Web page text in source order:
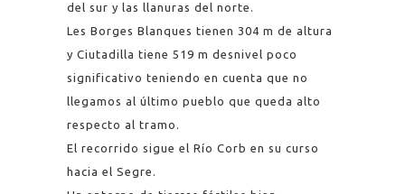
del sur y las llanuras del norte.
Les Borges Blanques tienen 304 m de altura
y Ciutadilla tiene 519 m desnivel poco
significativo teniendo en cuenta que no
llegamos al último pueblo que queda alto
respecto al tramo.
El recorrido sigue el Río Corb en su curso
hacia el Segre.